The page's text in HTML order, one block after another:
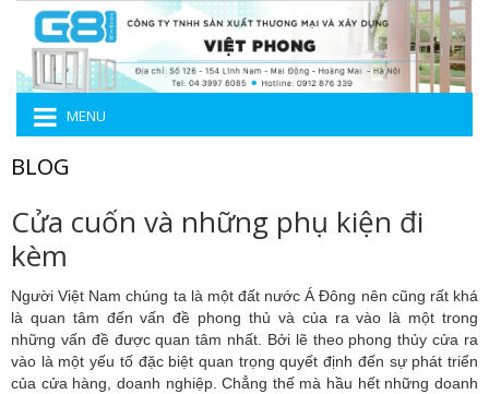
MENU
BLOG
Cửa cuốn và những phụ kiện đi
kèm
Người Việt Nam chúng ta là một đất nước Á Đông nên cũng rất khá
là quan tâm đến vấn đề phong thủ và của ra vào là một trong
những vấn đề được quan tâm nhất. Bởi lẽ theo phong thủy cửa ra
vào là một yếu tố đặc biệt quan trọng quyết định đến sự phát triển
của cửa hàng, doanh nghiệp. Chẳng thế mà hầu hết những doanh